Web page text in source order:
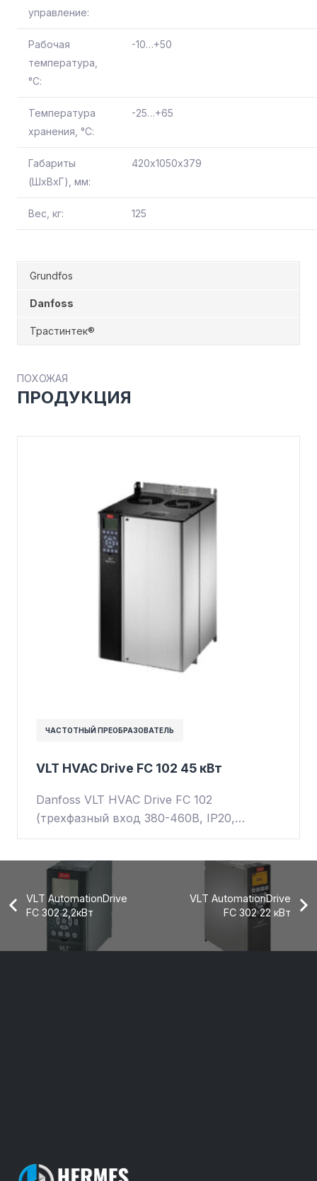
управление:
Рабочая
температура,
°С:
-10…+50
Температура
хранения, °С:
-25…+65
Габариты
(ШхВхГ), мм:
420х1050х379
Вес, кг: 125
Grundfos
Danfoss
Трастинтек®
ПОХОЖАЯ
ПРОДУКЦИЯ
ЧАСТОТНЫЙ ПРЕОБРАЗОВАТЕЛЬ
VLT HVAC Drive FC 102 45 кВт
Danfoss VLT HVAC Drive FC 102
(трехфазный вход 380-460В, IP20,…
VLT AutomationDrive
FC 302 2,2кВт
VLT AutomationDrive
FC 302 22 кВт